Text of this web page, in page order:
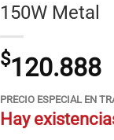
150W Metal
$120.888
PRECIO ESPECIAL EN
Hay